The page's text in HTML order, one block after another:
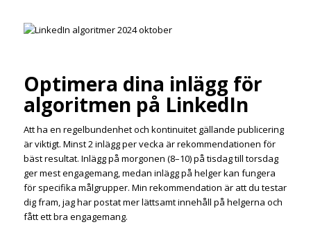
Optimera dina inlägg för
algoritmen på LinkedIn
Att ha en regelbundenhet och kontinuitet gällande publicering
är viktigt. Minst 2 inlägg per vecka är rekommendationen för
bäst resultat. Inlägg på morgonen (8–10) på tisdag till torsdag
ger mest engagemang, medan inlägg på helger kan fungera
för specifika målgrupper. Min rekommendation är att du testar
dig fram, jag har postat mer lättsamt innehåll på helgerna och
fått ett bra engagemang.